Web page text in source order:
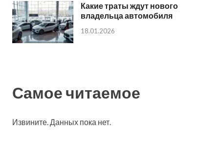
Какие траты ждут нового
владельца автомобиля
18.01.2026
Самое читаемое
Извините. Данных пока нет.